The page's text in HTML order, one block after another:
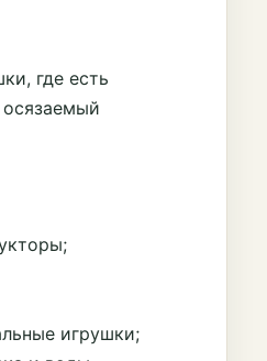
где есть
осязаемый
игрушки;